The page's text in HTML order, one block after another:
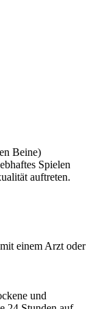
Beine)
Spielen
auftreten.
einem Arzt oder
und